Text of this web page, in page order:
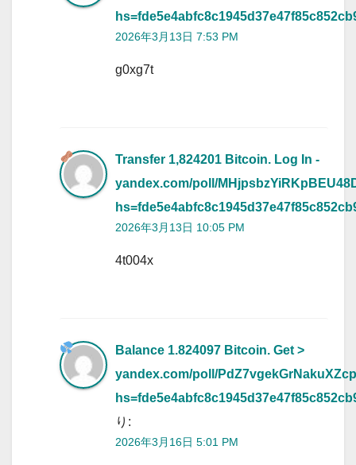
2026年3月13日 7:53 PM
g0xg7t
Transfer 1,824201 Bitcoin. Log In -
yandex.com/poll/
2026年3月13日 10:05 PM
4t004x
Balance 1.824097 Bitcoin. Get >
yandex.com/poll/
り:
2026年3月16日 5:01 PM